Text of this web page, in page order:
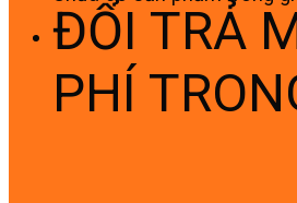
ĐỔI TRẢ
PHÍ